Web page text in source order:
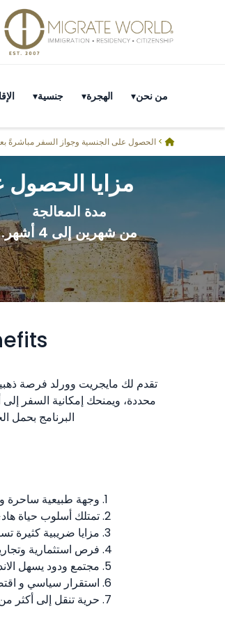
من نحن الهجرة جنسية
> الحصول على الجنسية وجواز السفر مباشرةً بعد
مزايا الحصول
مدة المعالجة
من شهرين إلى 4 أشهر.
تقدم لك مايجريت وورلد فرصة
البرنامج بحمل الجنسية
وجهة طبيعية ساحرة
تمتلك أسلوب حياة
مزايا ضريبية كثيرة
فرص استثمارية
مجتمع ودود يسهل
استقرار سياسي و
حرية تنقل إلى أكثر من 95 دولة بدون الحاجة إلى تأشيرة أو بتأشيرة عند